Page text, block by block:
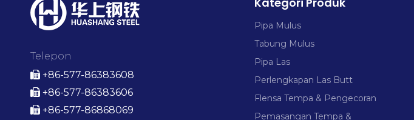
Telepon
 +86-577-86383608
 +86-577-86383606
 +86-577-86868069
Pipa Mulus
Tabung Mulus
Pipa Las
Perlengkapan Las Butt
Flensa Tempa & Pengecoran
Pemasangan Tempa &